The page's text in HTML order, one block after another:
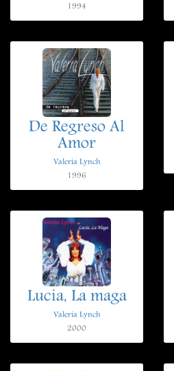
1994
De Regreso Al
Amor
Valeria Lynch
1996
Lucia, La maga
Valeria Lynch
2000